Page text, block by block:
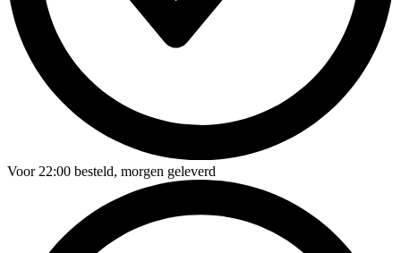
Voor22:00 besteld, morgen geleverd